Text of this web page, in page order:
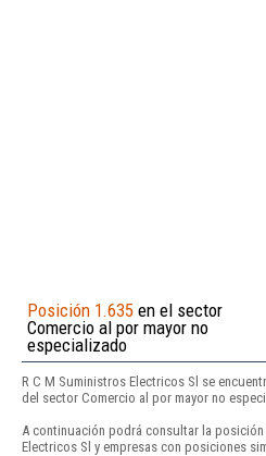
Posición 1.635 en el sector
Comercio al por mayor no
especializado
R C M Suministros Electricos Sl se
del sector Comercio al por mayor no
A continuación podrá consultar la
Electricos Sl y empresas con posiciones